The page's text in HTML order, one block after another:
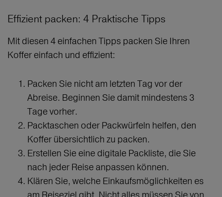
Effizient packen: 4 Praktische Tipps
Mit diesen 4 einfachen Tipps packen Sie Ihren
Koffer einfach und effizient:
Packen Sie nicht am letzten Tag vor der
Abreise. Beginnen Sie damit mindestens 3
Tage vorher.
Packtaschen oder Packwürfeln helfen, den
Koffer übersichtlich zu packen.
Erstellen Sie eine digitale Packliste, die Sie
nach jeder Reise anpassen können.
Klären Sie, welche Einkaufsmöglichkeiten es